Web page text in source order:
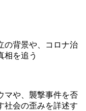
の背景や、コロナ治
相を追う
マや、襲撃事件を否
社会の歪みを詳述す